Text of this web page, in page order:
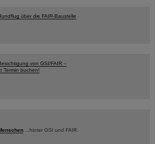
über die FAIR-Baustelle
von GSI/FAIR –
Termin buchen!
...hinter GSI und FAIR.